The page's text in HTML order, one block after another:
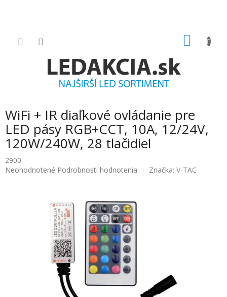
WiFi + IR diaľkové ovládanie pre
LED pásy RGB+CCT, 10A, 12/24V,
120W/240W, 28 tlačidiel
2900
Priemerné
Neohodnotené Podrobnosti hodnotenia Značka: V-TAC